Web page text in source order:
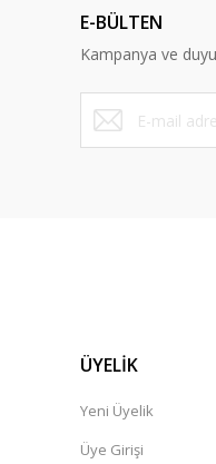
E-BÜLTEN
Kampanya ve
ÜYELİK
Yeni Üyelik
Üye Girişi